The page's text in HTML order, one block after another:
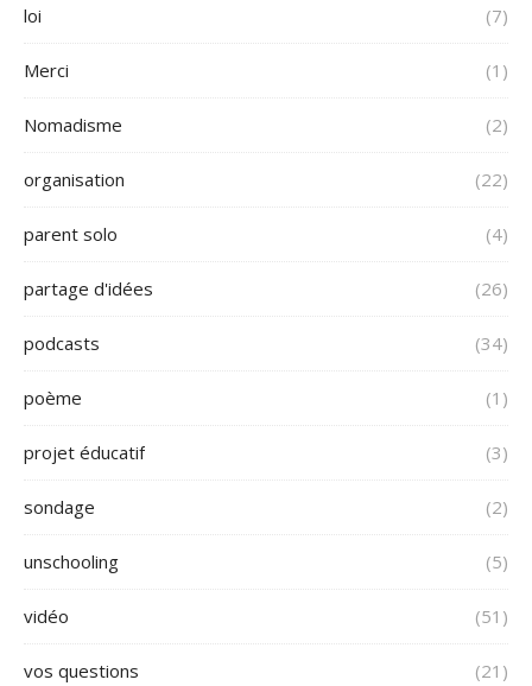
loi (7)
Merci (1)
Nomadisme (2)
organisation (22)
parent solo (4)
partage d'idées (26)
podcasts (34)
poème (1)
projet éducatif (3)
sondage (2)
unschooling (5)
vidéo (51)
vos questions (21)